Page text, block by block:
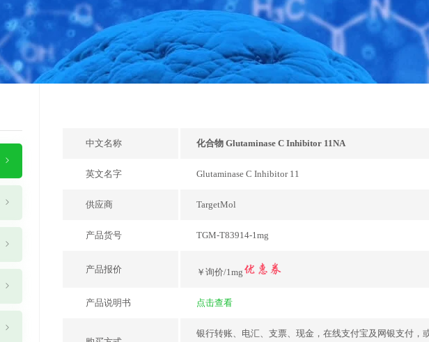
中文名称 化合物 Glutaminase C Inhibitor 11NA
英文名字 Glutaminase C Inhibitor 11
供应商 TargetMol
产品货号 TGM-T83914-1mg
产品报价 ￥询价/1mg
产品说明书 点击查看
银行转账、电汇、支票、现金，在线支付宝及网银支付